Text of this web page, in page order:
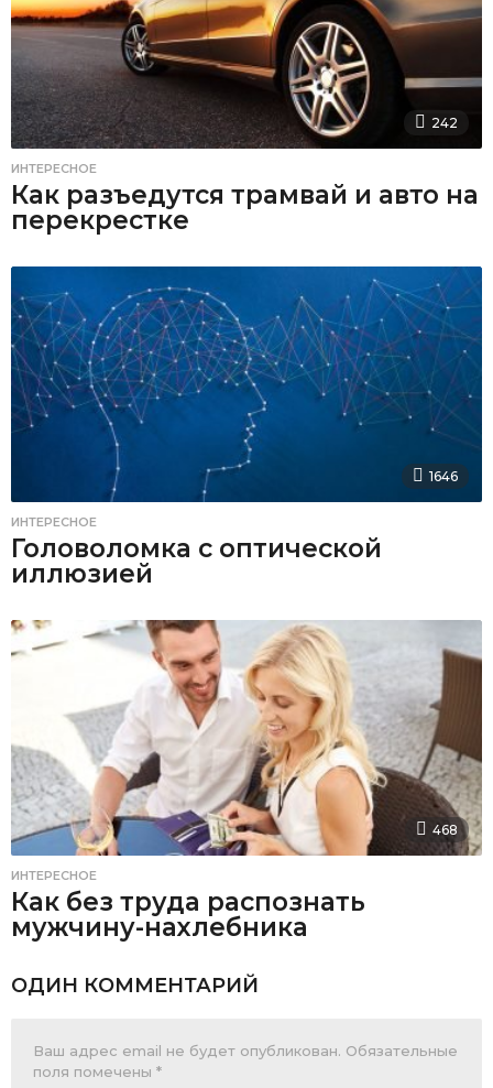
242
ИНТЕРЕСНОЕ
Как разъедутся трамвай и авто на
перекрестке
1646
ИНТЕРЕСНОЕ
Головоломка с оптической
иллюзией
468
ИНТЕРЕСНОЕ
Как без труда распознать
мужчину-нахлебника
ОДИН КОММЕНТАРИЙ
Ваш адрес email не будет опубликован. Обязательные
поля помечены *